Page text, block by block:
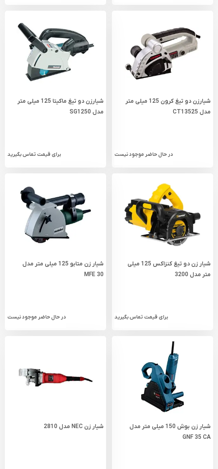
شیارزن دو تیغ کرون 125 میلی‌ متر
مدل CT13525
در حال حاضر موجود نیست
شیارزن دو تیغ ماکیتا 125 میلی متر
مدل SG1250
برای قیمت تماس بگیرید
شیار زن دو تیغ کنزاکس 125 میلی
متر مدل 3200
برای قیمت تماس بگیرید
شیار زن متابو 125 میلی متر مدل
MFE 30
در حال حاضر موجود نیست
شیار زن بوش 150 میلی‌ متر مدل
GNF 35 CA
شیار زن NEC مدل 2810